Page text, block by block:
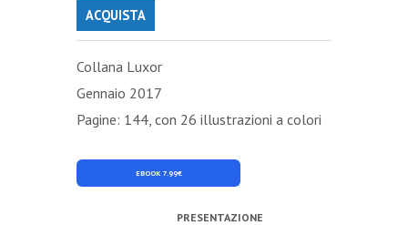
ACQUISTA
Collana Luxor
Gennaio 2017
Pagine: 144, con 26 illustrazioni a colori
EBOOK 7.99€
PRESENTAZIONE